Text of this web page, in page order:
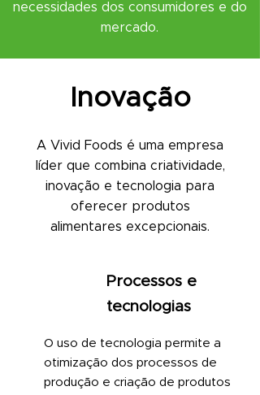
necessidades dos consumidores e do
mercado.
Inovação
A Vivid Foods é uma empresa
líder que combina criatividade,
inovação e tecnologia para
oferecer produtos
alimentares excepcionais.
Processos e
tecnologias
O uso de tecnologia permite a
otimização dos processos de
produção e criação de produtos